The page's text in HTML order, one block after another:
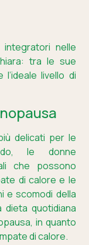
nelle
tra le sue
livello di
delicati per le
le donne
che possono
di calore e le
e scomodi della
dieta quotidiana
in quanto
di calore.